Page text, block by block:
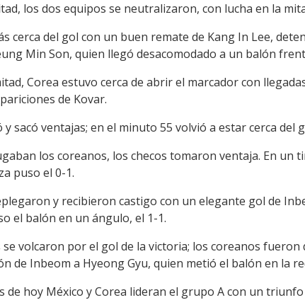
los dos equipos se neutralizaron, con lucha en la
cerca del gol con un buen remate de Kang In Lee,
Min Son, quien llegó desacomodado a un balón
Corea estuvo cerca de abrir el marcador con
de Kovar.
y sacó ventajas; en el minuto 55 volvió a estar cerca del
los coreanos, los checos tomaron ventaja. En un
puso el 0-1.
y recibieron castigo con un elegante gol de
el balón en un ángulo, el 1-1.
se volcaron por el gol de la victoria; los coreanos
de Inbeom a Hyeong Gyu, quien metió el balón en la
de hoy México y Corea lideran el grupo A con un